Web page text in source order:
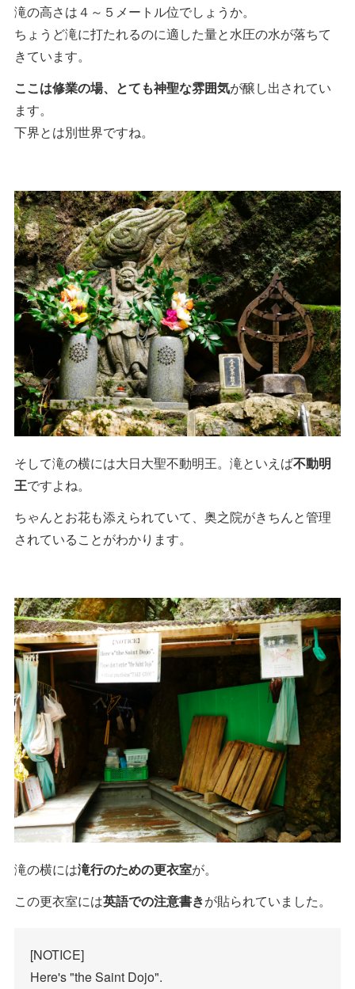
滝の高さは４～５メートル位でしょうか。
ちょうど滝に打たれるのに適した量と水圧の水が落ちて
きています。
ここは修業の場、とても神聖な雰囲気が醸し出されてい
ます。
下界とは別世界ですね。
そして滝の横には大日大聖不動明王。滝といえば不動明
王ですよね。
ちゃんとお花も添えられていて、奥之院がきちんと管理
されていることがわかります。
滝の横には滝行のための更衣室が。
この更衣室には英語での注意書きが貼られていました。
[NOTICE]
Here's "the Saint Dojo".